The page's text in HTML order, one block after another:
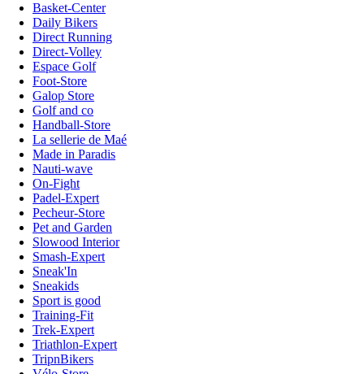
Basket-Center
Daily Bikers
Direct Running
Direct-Volley
Espace Golf
Foot-Store
Galop Store
Golf and co
Handball-Store
La sellerie de Maé
Made in Paradis
Nauti-wave
On-Fight
Padel-Expert
Pecheur-Store
Pet and Garden
Slowood Interior
Smash-Expert
Sneak'In
Sneakids
Sport is good
Training-Fit
Trek-Expert
Triathlon-Expert
TripnBikers